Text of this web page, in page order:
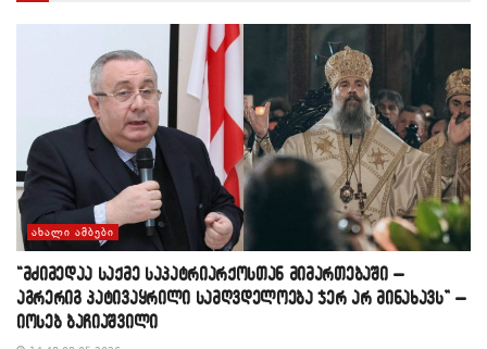
ᲐᲮᲐᲚᲘ ᲐᲛᲑᲔᲑᲘ
“მძიმედაა საქმე საპატრიარქოსთან მიმართებაში –
აგრერიგ პატივაყრილი სამღვდელოება ჯერ არ მინახავს” –
იოსებ ბაჩიაშვილი